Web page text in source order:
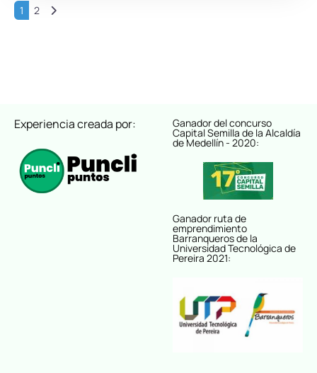
1 2 Entradas anteriores
Experiencia creada por: Ganador del concurso
Capital Semilla de la Alcaldía
de Medellín - 2020:
Ganador ruta de
emprendimiento
Barranqueros de la
Universidad Tecnológica de
Pereira 2021: